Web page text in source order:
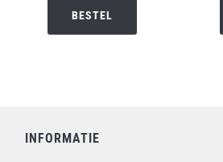
BESTEL
INFORMATIE